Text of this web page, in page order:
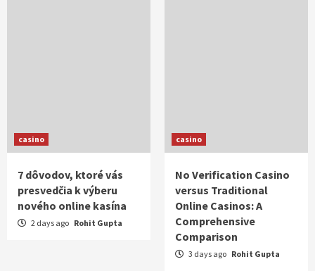
casino
7 dôvodov, ktoré vás
presvedčia k výberu
nového online kasína
2 days ago Rohit Gupta
casino
No Verification Casino
versus Traditional
Online Casinos: A
Comprehensive
Comparison
3 days ago Rohit Gupta